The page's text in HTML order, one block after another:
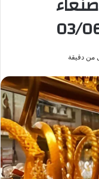
من دقيقة